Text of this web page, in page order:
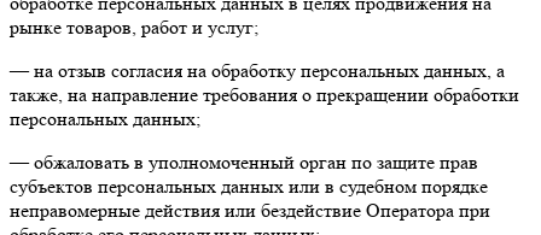
рынке товаров, работ и услуг;
— на отзыв согласия на обработку персональных данных, а
также, на направление требования о прекращении обработки
персональных данных;
— обжаловать в уполномоченный орган по защите прав
субъектов персональных данных или в судебном порядке
неправомерные действия или бездействие Оператора при